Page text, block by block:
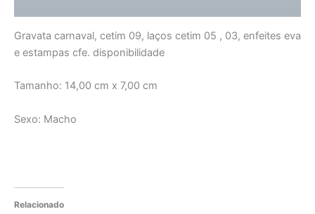
Gravata carnaval, cetim 09, laços cetim 05 , 03, enfeites eva
e estampas cfe. disponibilidade
Tamanho: 14,00 cm x 7,00 cm
Sexo: Macho
Relacionado